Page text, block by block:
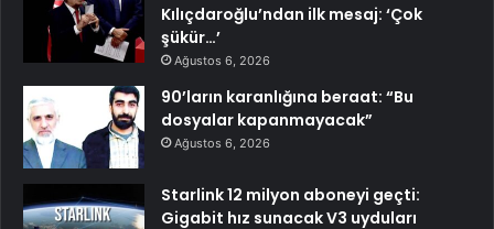
Kılıçdaroğlu’ndan ilk mesaj: ‘Çok
şükür…’
Ağustos 6, 2026
90’ların karanlığına beraat: “Bu
dosyalar kapanmayacak”
Ağustos 6, 2026
Starlink 12 milyon aboneyi geçti:
Gigabit hız sunacak V3 uyduları